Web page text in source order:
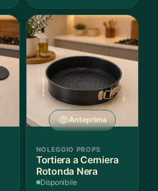
Anteprima
NOLEGGIO PROPS
Tortiera a Cerniera
Rotonda Nera
Disponibile